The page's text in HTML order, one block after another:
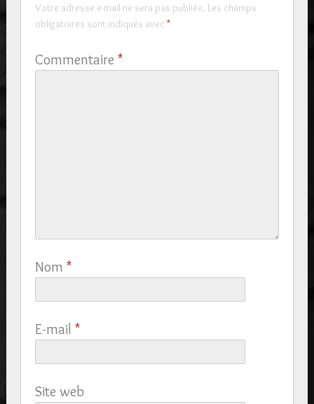
Votre adresse e-mail ne sera pas publiée. Les champs
obligatoires sont indiqués avec *
Commentaire *
Nom *
E-mail *
Site web